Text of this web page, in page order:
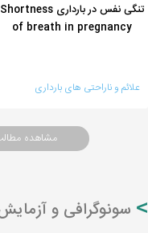
تنگی نفس در بارداری Shortness
of breath in pregnancy
علائم و ناراحتی های بارداری
مشاهده
سونوگرافی و